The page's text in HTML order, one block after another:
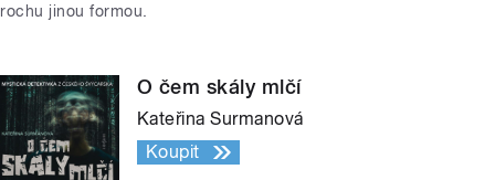
jinou formou.
O čem skály mlčí
Kateřina Surmanová
Koupit